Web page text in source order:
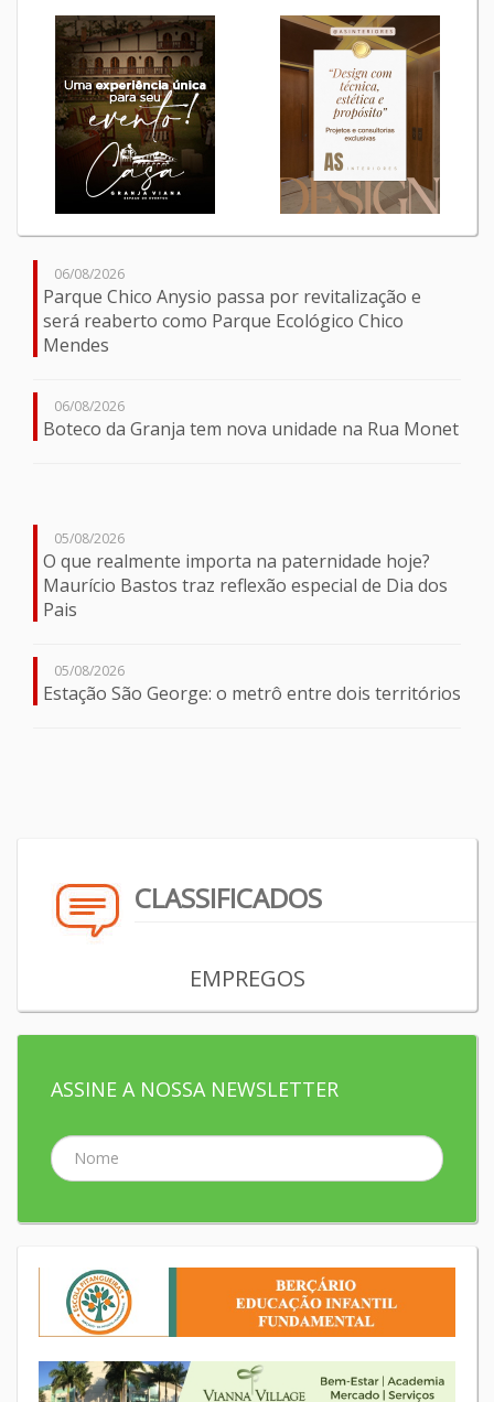
06/08/2026
Parque Chico Anysio passa por revitalização e
será reaberto como Parque Ecológico Chico
Mendes
06/08/2026
Boteco da Granja tem nova unidade na Rua Monet
05/08/2026
O que realmente importa na paternidade hoje?
Maurício Bastos traz reflexão especial de Dia dos
Pais
05/08/2026
Estação São George: o metrô entre dois territórios
CLASSIFICADOS
EMPREGOS
ASSINE A NOSSA NEWSLETTER